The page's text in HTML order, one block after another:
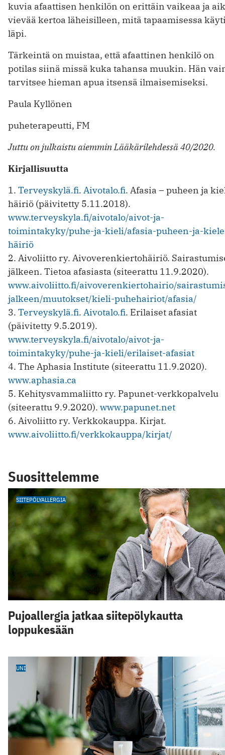
kuvia afaattisen henkilön on erittäin vaikeaa ja
vievää kertoa läheisilleen, mitä tapaamisessa
läpi.
Tärkeintä on muistaa, että afaattinen henkilö on
potilas siinä missä kuka tahansa muukin. Hän
tarvitsee hieman apua itsensä ilmaisemiseksi.
Paula Kyllönen
puheterapeutti, FM
Juttu on julkaistu aiemmin Lääkärilehdessä 40/2020.
Kirjallisuutta
1. Terveyskylä.fi. Aivotalo.fi. Afasia – puheen ja
häiriö (päivitetty 5.11.2018).
www.terveyskyla.fi/aivotalo/aivot-ja-
toimintakyky/puhe-ja-kieli/afasia-puheen-ja-
häiriö
2. Aivoliitto ry. Aivoverenkiertohäiriö.
jälkeen. Tietoa afasiasta (siteerattu 11.9.2020).
www.aivoliitto.fi/aivoverenkiertohairio/
jalkeen/muutokset/kieli-puhehairiot/afasia/
3. Terveyskylä.fi. Aivotalo.fi. Erilaiset afasiat
(päivitetty 9.5.2019).
www.terveyskyla.fi/aivotalo/aivot-ja-
toimintakyky/puhe-ja-kieli/erilaiset-afasiat
4. The Aphasia Institute (siteerattu 11.9.2020).
www.aphasia.ca
5. Kehitysvammaliitto ry. Papunet-verkkopalvelu
(siteerattu 9.9.2020). www.papunet.net
6. Aivoliitto ry. Verkkokauppa. Kirjat.
www.aivoliitto.fi/verkkokauppa/kirjat/
Suosittelemme
SIITEPÖLYALLERGIA
Pujoallergia jatkaa siitepölykautta
loppukesään
UNI